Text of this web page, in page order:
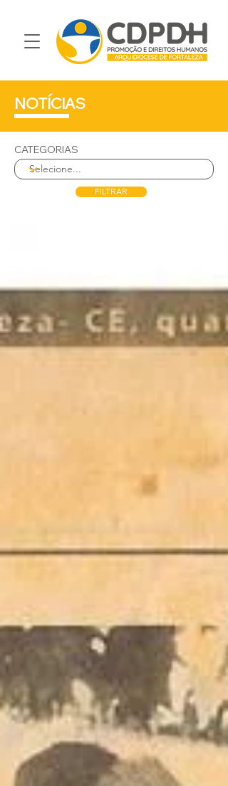
NOTÍCIAS
CATEGORIAS
FILTRAR